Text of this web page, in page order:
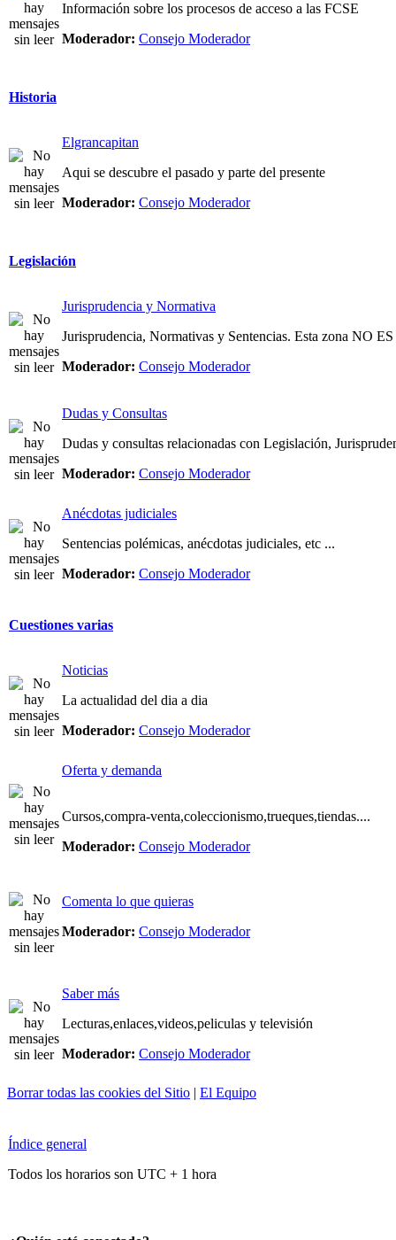
Información sobre los procesos de acceso a las FCSE
Moderador: Consejo Moderador
Historia
Elgrancapitan
Aqui se descubre el pasado y parte del presente
Moderador: Consejo Moderador
Legislación
Jurisprudencia y Normativa
Jurisprudencia, Normativas y Sentencias. Esta zona NO
Moderador: Consejo Moderador
Dudas y Consultas
Dudas y consultas relacionadas con Legislación,
Moderador: Consejo Moderador
Anécdotas judiciales
Sentencias polémicas, anécdotas judiciales, etc ...
Moderador: Consejo Moderador
Cuestiones varias
Noticias
La actualidad del dia a dia
Moderador: Consejo Moderador
Oferta y demanda
Cursos,compra-venta,coleccionismo,trueques,tiendas....
Moderador: Consejo Moderador
Comenta lo que quieras
Moderador: Consejo Moderador
Saber más
Lecturas,enlaces,videos,peliculas y televisión
Moderador: Consejo Moderador
Borrar todas las cookies del Sitio | El Equipo
Índice general
Todos los horarios son UTC + 1 hora